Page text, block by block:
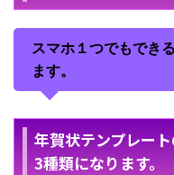
スマホ１つでもでき
ます。
年賀状テンプレー
3種類になります。